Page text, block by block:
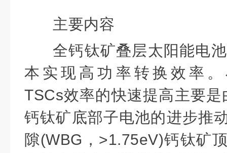
主要内容
全钙钛矿叠层太阳能电
本 实现高功 率转 换效率 。
TSCs效率的快速提高主要
钙钛矿底部子电池的进步推
隙(WBG，>1.75eV)钙钛矿